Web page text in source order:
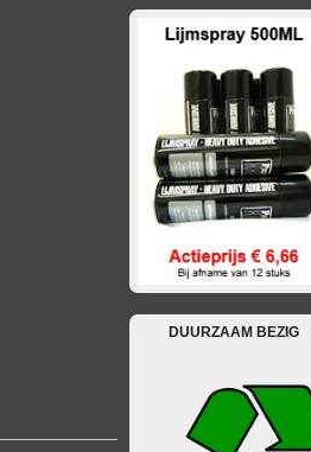
DUURZAAM BEZIG